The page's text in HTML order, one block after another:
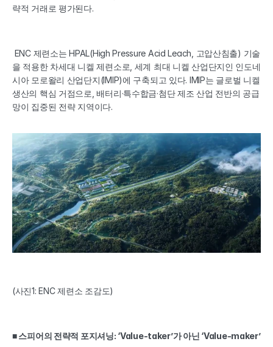
략적 거래로 평가된다.
ENC 제련소는 HPAL(High Pressure Acid Leach, 고압산침출) 기술
을 적용한 차세대 니켈 제련소로, 세계 최대 니켈 산업단지인 인도네
시아 모로왈리 산업단지(IMIP)에 구축되고 있다. IMIP는 글로벌 니켈
생산의 핵심 거점으로, 배터리·특수합금·첨단 제조 산업 전반의 공급
망이 집중된 전략 지역이다.
(사진1: ENC 제련소 조감도)
■ 스피어의 전략적 포지셔닝: ‘Value-taker’가 아닌 ‘Value-maker’